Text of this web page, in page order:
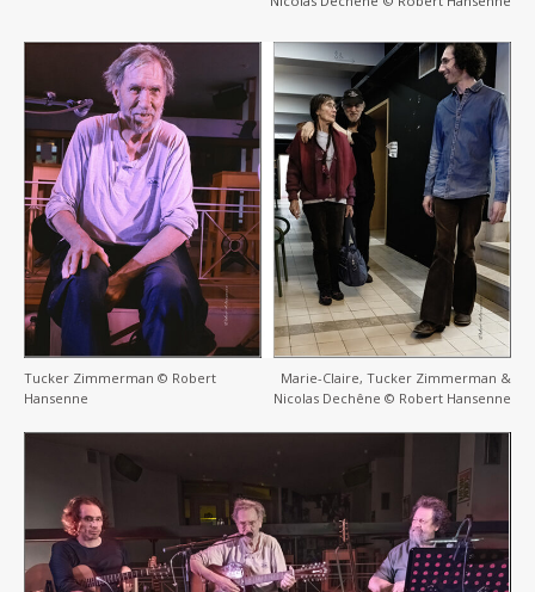
Tucker Zimmerman © Robert
Hansenne
Marie-Claire, Tucker Zimmerman &
Nicolas Dechêne © Robert Hansenne